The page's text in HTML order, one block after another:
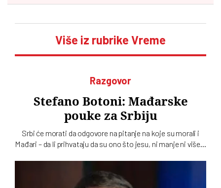
Više iz rubrike Vreme
Razgovor
Stefano Botoni: Mađarske
pouke za Srbiju
Srbi će morati da odgovore na pitanje na koje su morali i
Mađari – da li prihvataju da su ono što jesu, ni manje ni više…
Mađarskoj